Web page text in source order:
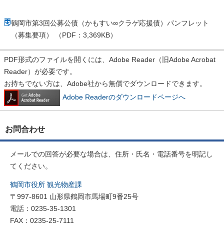
鶴岡市第3回公募公債（かもすい∞クラゲ応援債）パンフレット
（募集要項） （PDF：3,369KB）
PDF形式のファイルを開くには、Adobe Reader（旧Adobe Acrobat
Reader）が必要です。
お持ちでない方は、Adobe社から無償でダウンロードできます。
Adobe Readerのダウンロードページへ
お問合わせ
メールでの回答が必要な場合は、住所・氏名・電話番号を明記し
てください。
鶴岡市役所 観光物産課
〒997-8601 山形県鶴岡市馬場町9番25号
電話：0235-35-1301
FAX：0235-25-7111